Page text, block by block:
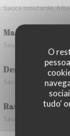
O
tudo'
Sauce moutarde,
Magret de
Sauce au poivre,
Demi magret de
Sauce au poivre,
Ravioles du
Sauce forestière,